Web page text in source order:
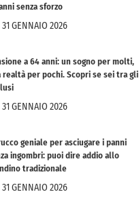
senza sforzo
31 GENNAIO 2026
a 64 anni: un sogno per molti,
realtà per pochi. Scopri se sei tra gli
31 GENNAIO 2026
geniale per asciugare i panni
ingombri: puoi dire addio allo
tradizionale
31 GENNAIO 2026